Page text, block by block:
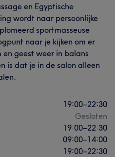
en Egyptische
wordt naar persoonlijke
sportmasseuse
naar je kijken om er
geest weer in balans
is dat je in de salon alleen
19:00–22:30
Gesloten
19:00–22:30
09:00–14:00
19:00–22:30